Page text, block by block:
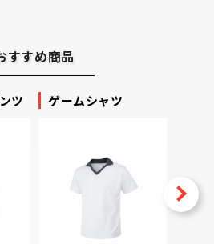
すすめ商品
ツ ゲームシャツ
Next